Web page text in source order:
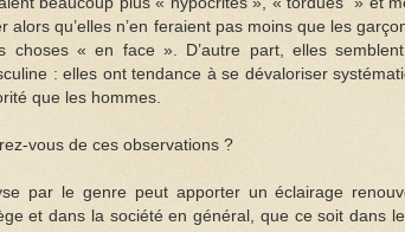
qu’elles n’en feraient pas moins que les
choses « en face ». D’autre part, elles
: elles ont tendance à se dévaloriser
que les hommes.
vous de ces observations ?
par le genre peut apporter un éclairage
et dans la société en général, que ce soit dans